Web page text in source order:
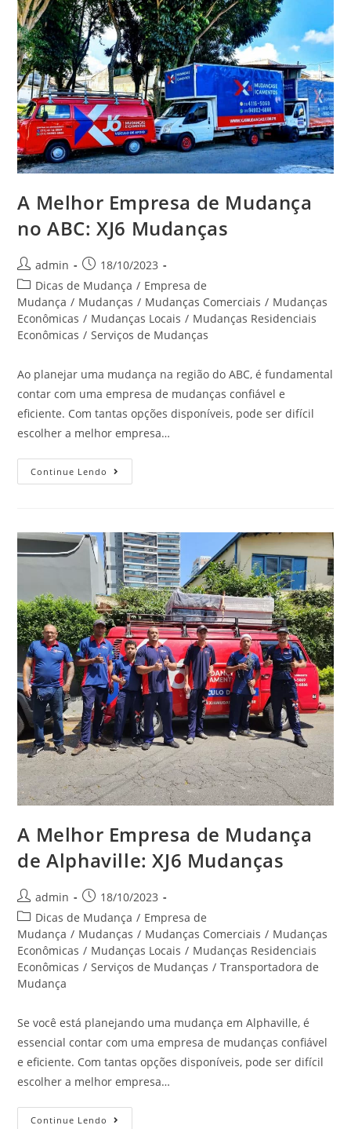
A Melhor Empresa de Mudança
no ABC: XJ6 Mudanças
admin
18/10/2023
Dicas de Mudança / Empresa de
Mudança / Mudanças / Mudanças Comerciais / Mudanças
Econômicas / Mudanças Locais / Mudanças Residenciais
Econômicas / Serviços de Mudanças
Ao planejar uma mudança na região do ABC, é fundamental
contar com uma empresa de mudanças confiável e
eficiente. Com tantas opções disponíveis, pode ser difícil
escolher a melhor empresa…
Continue Lendo
A Melhor Empresa de Mudança
de Alphaville: XJ6 Mudanças
admin
18/10/2023
Dicas de Mudança / Empresa de
Mudança / Mudanças / Mudanças Comerciais / Mudanças
Econômicas / Mudanças Locais / Mudanças Residenciais
Econômicas / Serviços de Mudanças / Transportadora de
Mudança
Se você está planejando uma mudança em Alphaville, é
essencial contar com uma empresa de mudanças confiável
e eficiente. Com tantas opções disponíveis, pode ser difícil
escolher a melhor empresa…
Continue Lendo